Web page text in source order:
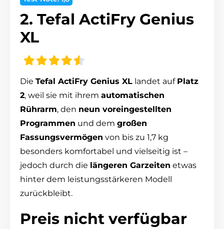
2. Tefal ActiFry Genius
XL
Die Tefal ActiFry Genius XL landet auf Platz
2, weil sie mit ihrem automatischen
Rührarm, den neun voreingestellten
Programmen und dem großen
Fassungsvermögen von bis zu 1,7 kg
besonders komfortabel und vielseitig ist –
jedoch durch die längeren Garzeiten etwas
hinter dem leistungsstärkeren Modell
zurückbleibt.
Preis nicht verfügbar